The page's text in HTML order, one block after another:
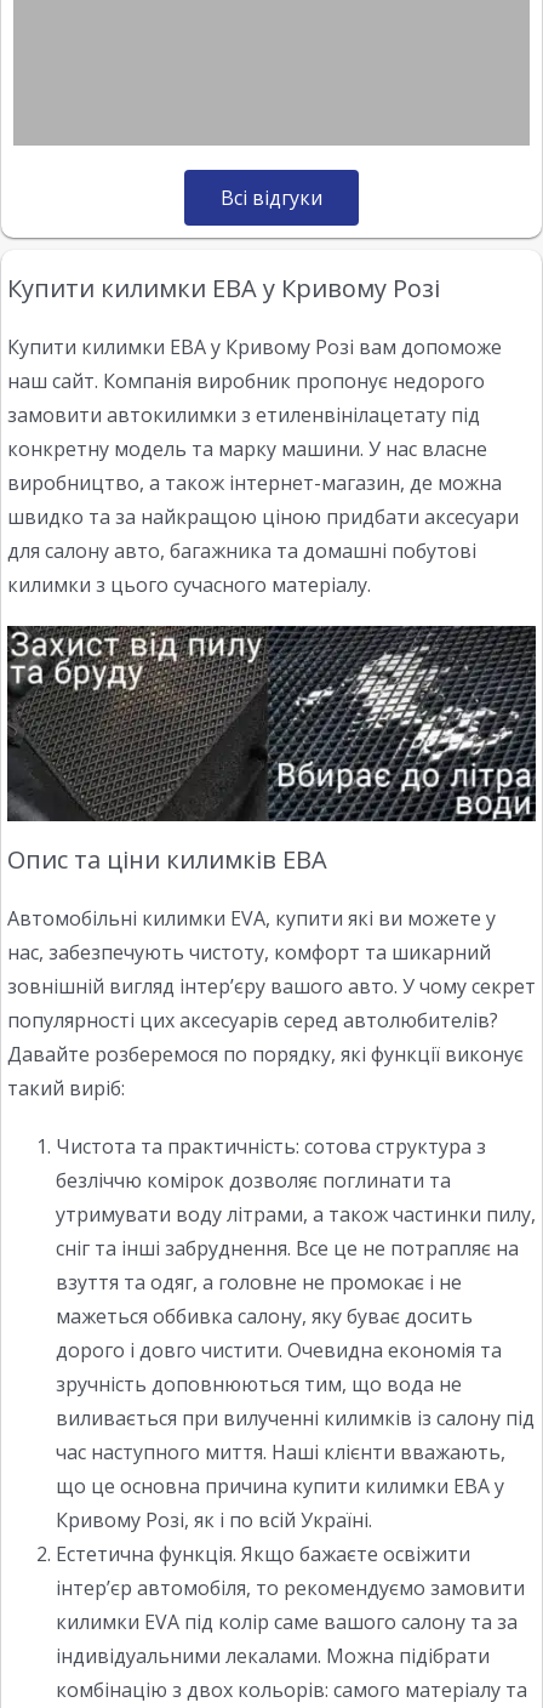
Всі відгуки
Купити килимки ЕВА у Кривому Розі
Купити килимки ЕВА у Кривому Розі вам допоможе
наш сайт. Компанія виробник пропонує недорого
замовити автокилимки з етиленвінілацетату під
конкретну модель та марку машини. У нас власне
виробництво, а також інтернет-магазин, де можна
швидко та за найкращою ціною придбати аксесуари
для салону авто, багажника та домашні побутові
килимки з цього сучасного матеріалу.
Опис та ціни килимків ЕВА
Автомобільні килимки EVA, купити які ви можете у
нас, забезпечують чистоту, комфорт та шикарний
зовнішній вигляд інтер’єру вашого авто. У чому секрет
популярності цих аксесуарів серед автолюбителів?
Давайте розберемося по порядку, які функції виконує
такий виріб:
Чистота та практичність: сотова структура з
безліччю комірок дозволяє поглинати та
утримувати воду літрами, а також частинки пилу,
сніг та інші забруднення. Все це не потрапляє на
взуття та одяг, а головне не промокає і не
мажеться оббивка салону, яку буває досить
дорого і довго чистити. Очевидна економія та
зручність доповнюються тим, що вода не
виливається при вилученні килимків із салону під
час наступного миття. Наші клієнти вважають,
що це основна причина купити килимки ЕВА у
Кривому Розі, як і по всій Україні.
Естетична функція. Якщо бажаєте освіжити
інтер’єр автомобіля, то рекомендуємо замовити
килимки EVA під колір саме вашого салону та за
індивідуальними лекалами. Можна підібрати
комбінацію з двох кольорів: самого матеріалу та